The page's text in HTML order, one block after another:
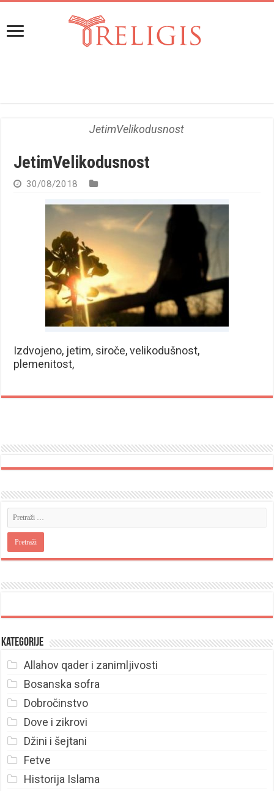
JetimVelikodusnost
JetimVelikodusnost
30/08/2018
Izdvojeno, jetim, siroče, velikodušnost,
plemenitost,
Kategorije
Allahov qader i zanimljivosti
Bosanska sofra
Dobročinstvo
Dove i zikrovi
Džini i šejtani
Fetve
Historija Islama